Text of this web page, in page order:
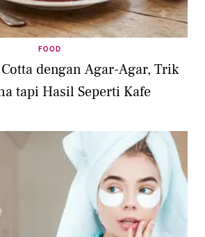
FOOD
Cotta dengan Agar-Agar, Trik
tapi Hasil Seperti Kafe